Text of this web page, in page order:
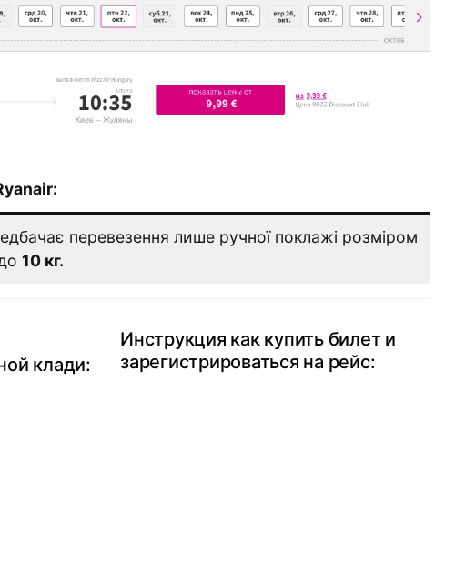
перевезення лише ручної поклажі розміром
10 кг.
клади:
Инструкция как купить билет и
зарегистрироваться на рейс: